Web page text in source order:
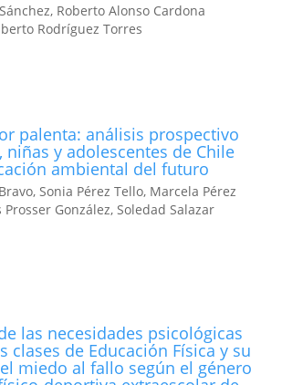
Roberto Alonso Cardona
Rodríguez Torres
palenta: análisis prospectivo
niñas y adolescentes de Chile
ambiental del futuro
Sonia Pérez Tello, Marcela Pérez
González, Soledad Salazar
las necesidades psicológicas
clases de Educación Física y su
miedo al fallo según el género